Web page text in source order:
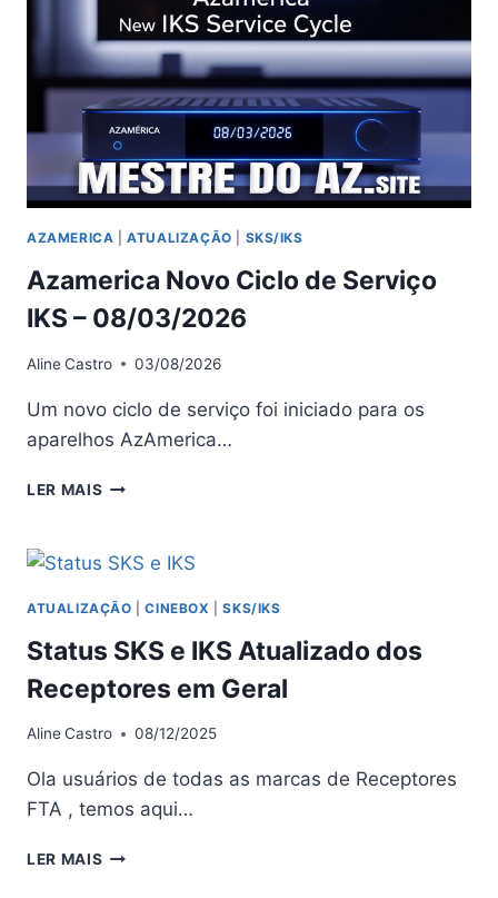
INSTABILIDADE
NO
NOVO
TP
AZAMERICA |ATUALIZAÇÃO SKS/IKS
Azamerica Novo Ciclo de Serviço
IKS – 08/03/2026
AlineCastro 03/08/2026
Um novo ciclo de serviço foi iniciado para os
aparelhos AzAmerica…
LER MAIS AZAMERICA
DE
IKS
08/03/2026
ATUALIZAÇÃO |CINEBOX |SKS/IKS
Status SKS e IKS Atualizado dos
Receptores em Geral
AlineCastro 08/12/2025
Ola usuários de todas as marcas de Receptores
FTA , temos aqui…
LER MAIS STATUS